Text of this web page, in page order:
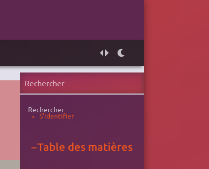
Rechercher
S'identifier
−Table des matières